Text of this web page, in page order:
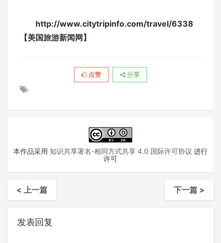
http://www.citytripinfo.com/travel/6338
【美国旅游新闻网】
点赞 分享
本作品采用 知识共享署名-相同方式共享 4.0 国际许可协议 进行
许可
< 上一篇 下一篇 >
发表回复